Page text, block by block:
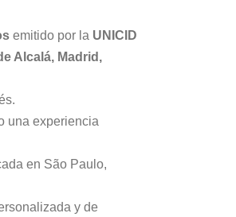
emitido por la UNICID
Alcalá, Madrid,
una experiencia
en São Paulo,
y de